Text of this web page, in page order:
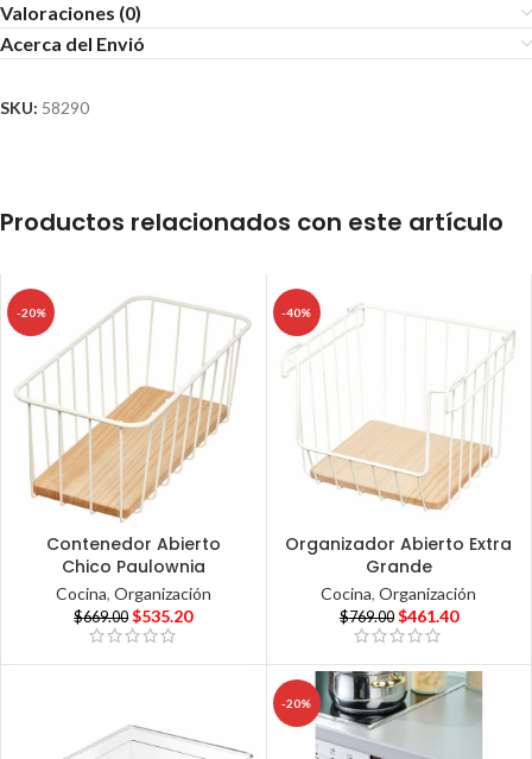
Valoraciones (0)
Acerca del Envió
SKU: 58290
Productos relacionados con este artículo
-20%
Contenedor Abierto
Chico Paulownia
Cocina, Organización
$669.00 $535.20
-40%
Organizador Abierto Extra
Grande
Cocina,Organización
$769.00 $461.40
-20%